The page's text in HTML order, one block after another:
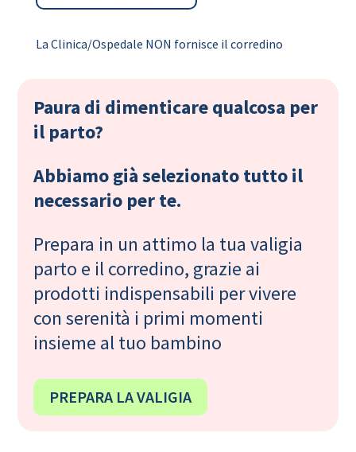
La Clinica/Ospedale NON fornisce il corredino
Paura di dimenticare qualcosa per
il parto?
Abbiamo già selezionato tutto il
necessario per te.
Prepara in un attimo la tua valigia
parto e il corredino, grazie ai
prodotti indispensabili per vivere
con serenità i primi momenti
insieme al tuo bambino
PREPARA LA VALIGIA